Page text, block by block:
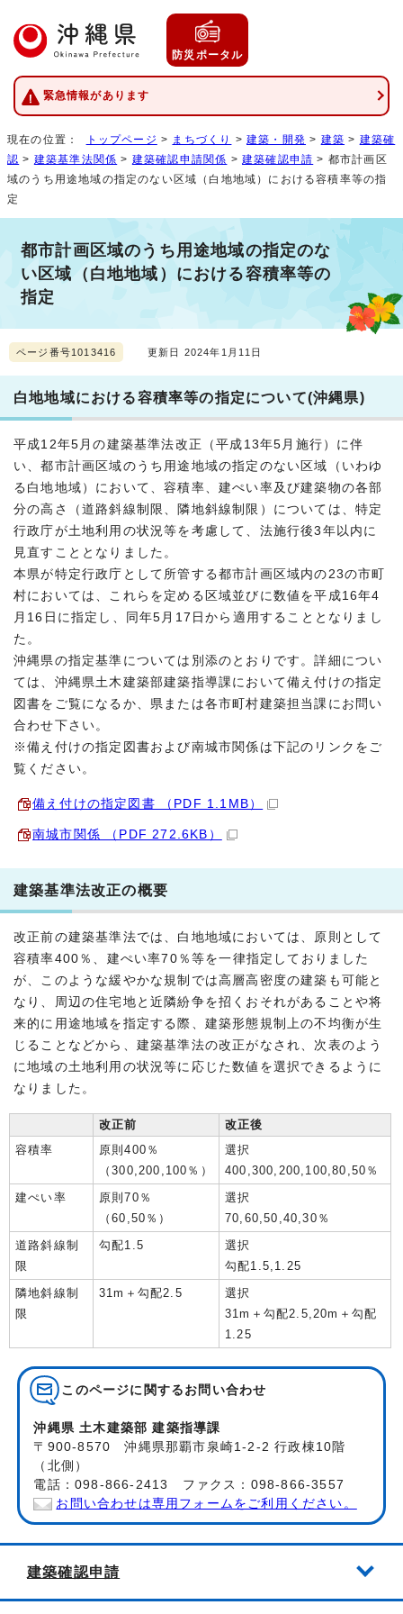
防災ポータル
緊急情報があります
現在の位置： トップページ > まちづくり >建築・開発 > 建築 > 建築確
認 > 建築基準法関係 > 建築確認申請関係 >建築確認申請 > 都市計画区
域のうち用途地域の指定のない区域（白地地域）における容積率等の指
定
都市計画区域のうち用途地域の指定のな
い区域（白地地域）における容積率等の
指定
ページ番号1013416 更新日 2024年1月11日
白地地域における容積率等の指定について(沖縄県)
平成12年5月の建築基準法改正（平成13年5月施行）に伴
い、都市計画区域のうち用途地域の指定のない区域（いわゆ
る白地地域）において、容積率、建ぺい率及び建築物の各部
分の高さ（道路斜線制限、隣地斜線制限）については、特定
行政庁が土地利用の状況等を考慮して、法施行後3年以内に
見直すこととなりました。
本県が特定行政庁として所管する都市計画区域内の23の市町
村においては、これらを定める区域並びに数値を平成16年4
月16日に指定し、同年5月17日から適用することとなりまし
た。
沖縄県の指定基準については別添のとおりです。詳細につい
ては、沖縄県土木建築部建築指導課において備え付けの指定
図書をご覧になるか、県または各市町村建築担当課にお問い
合わせ下さい。
※備え付けの指定図書および南城市関係は下記のリンクをご
覧ください。
備え付けの指定図書 （PDF 1.1MB）
南城市関係 （PDF 272.6KB）
建築基準法改正の概要
改正前の建築基準法では、白地地域においては、原則として
容積率400％、建ぺい率70％等を一律指定しておりました
が、このような緩やかな規制では高層高密度の建築も可能と
なり、周辺の住宅地と近隣紛争を招くおそれがあることや将
来的に用途地域を指定する際、建築形態規制上の不均衡が生
じることなどから、建築基準法の改正がなされ、次表のよう
に地域の土地利用の状況等に応じた数値を選択できるように
なりました。
改正前
改正後
容積率
原則400％
（300,200,100％）
選択
400,300,200,100,80,50％
建ぺい率
原則70％
（60,50％）
選択
70,60,50,40,30％
道路斜線制
限
勾配1.5
選択
勾配1.5,1.25
隣地斜線制
限
31m＋勾配2.5
選択
31m＋勾配2.5,20m＋勾配
1.25
このページに関する お問い合わせ
沖縄県 土木建築部 建築指導課
〒900-8570 沖縄県那覇市泉崎1-2-2 行政棟10階
（北側）
電話：098-866-2413 ファクス：098-866-3557
お問い合わせは専用フォームをご利用ください。
建築確認申請